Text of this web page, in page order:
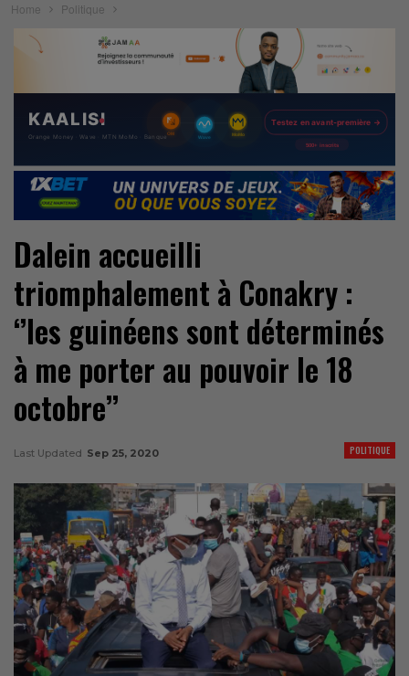
Home Politique
Dalein accueilli
triomphalement à Conakry :
‘’les guinéens sont déterminés
à me porter au pouvoir le 18
octobre’’
POLITIQUE
Last Updated Sep 25, 2020